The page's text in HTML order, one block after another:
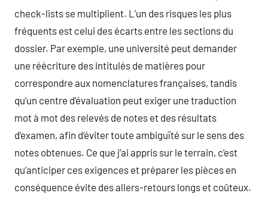
check-lists se multiplient. L’un des risques les plus
fréquents est celui des écarts entre les sections du
dossier. Par exemple, une université peut demander
une réécriture des intitulés de matières pour
correspondre aux nomenclatures françaises, tandis
qu’un centre d’évaluation peut exiger une traduction
mot à mot des relevés de notes et des résultats
d’examen, afin d’éviter toute ambiguïté sur le sens des
notes obtenues. Ce que j’ai appris sur le terrain, c’est
qu’anticiper ces exigences et préparer les pièces en
conséquence évite des allers-retours longs et coûteux.